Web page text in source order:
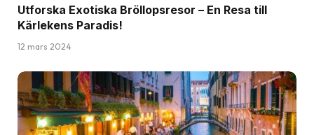
Utforska Exotiska Bröllopsresor – En Resa till
Kärlekens Paradis!
12 mars 2024